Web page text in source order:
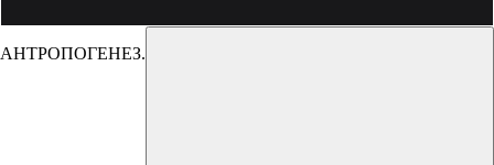
АНТРОПОГЕНЕЗ.РУ